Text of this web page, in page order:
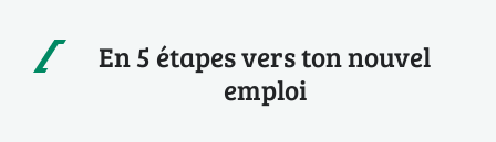
En 5 étapes vers ton nouvel
emploi